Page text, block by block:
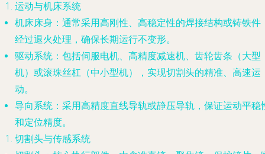
运动与机床系统
机床床身 ：通常采用高刚性、高稳定性的焊接结构或铸铁件
经过退火处理，确保长期运行不变形。
驱动系统 ：包括伺服电机、高精度减速机、齿轮齿条（大型
机）或滚珠丝杠（中小型机），实现切割头的精准、高速运
动。
导向系统 ：采用高精度直线导轨或静压导轨，保证运动平稳
和定位精度。
切割头与传感系统